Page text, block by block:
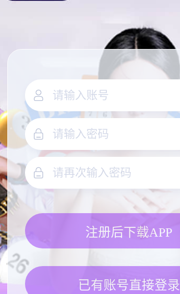
注册后下载APP
已有账号直接登录